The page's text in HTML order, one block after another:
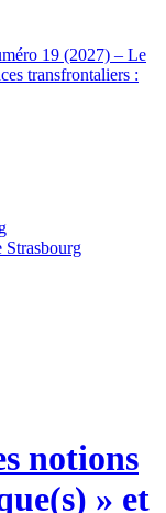
19 (2027) – Le
transfrontaliers :
notions
» et